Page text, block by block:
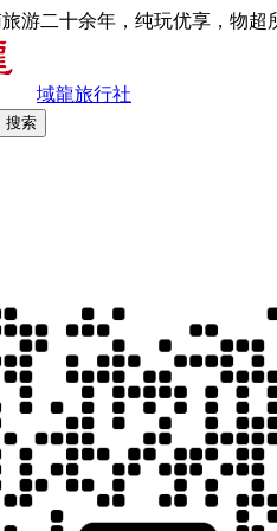
游二十余年，纯玩优享，物超
域龍旅行社
搜索